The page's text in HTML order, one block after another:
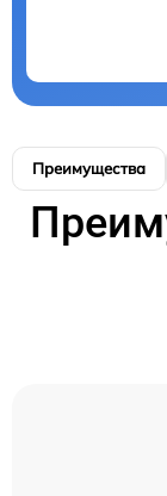
Преимущества